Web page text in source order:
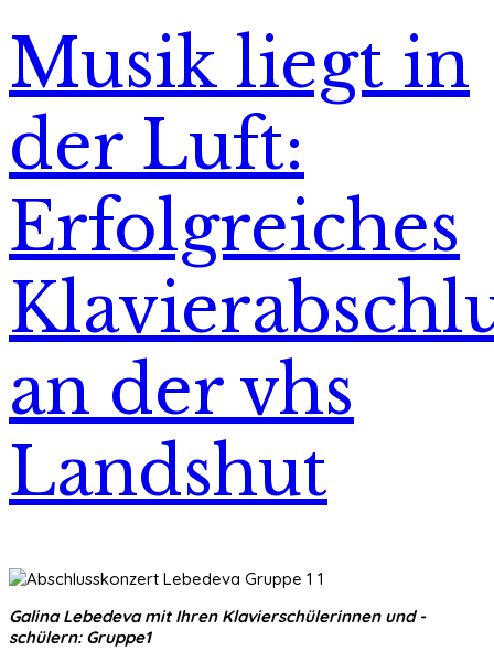
Musik liegt in
der Luft:
Erfolgreiches
an der vhs
Landshut
Galina Lebedeva mit Ihren Klavierschülerinnen und -
schülern: Gruppe1